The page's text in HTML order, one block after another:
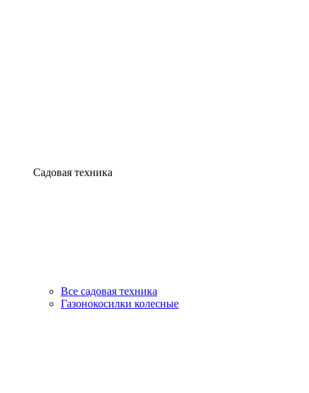
Садовая техника
Все садовая техника
Газонокосилки колесные